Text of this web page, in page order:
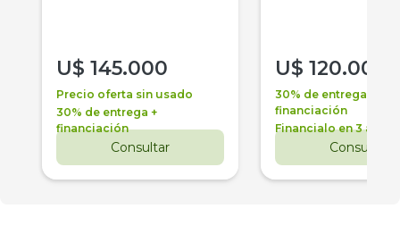
U$ 145.000
Precio oferta sin usado
30% de entrega +
financiación
Consultar
U$ 120.000
30% de entrega +
financiación
Financialo en 3 años
Consultar